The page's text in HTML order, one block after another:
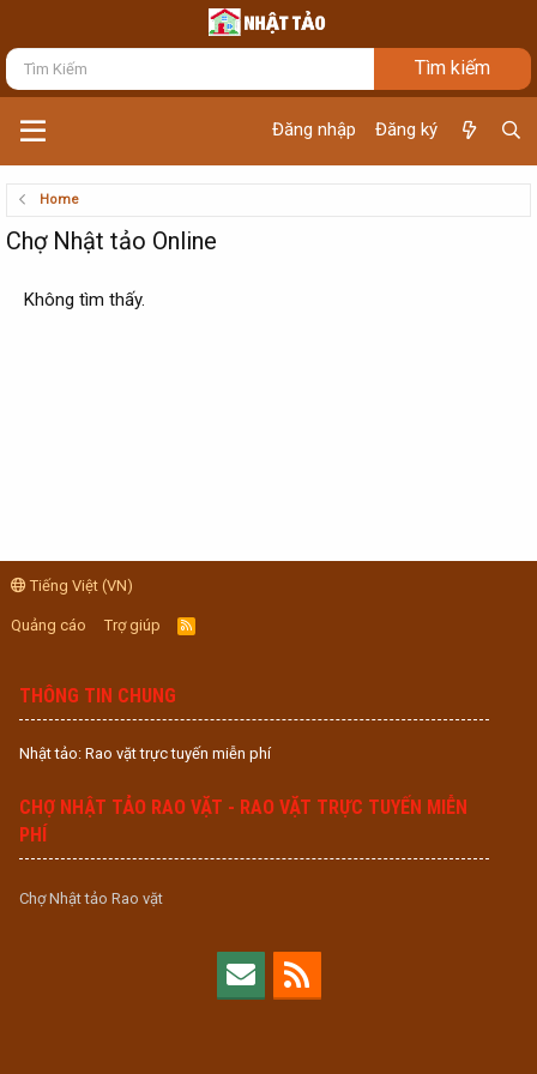
Đăng nhập Đăng ký
Home
Chợ Nhật tảo Online
Không tìm thấy.
Tiếng Việt (VN)
Quảng cáo Trợ giúp
R
S
THÔNG TIN CHUNG
Nhật tảo: Rao vặt trực tuyến miễn phí
CHỢ NHẬT TẢO RAO VẶT - RAO VẶT TRỰC TUYẾN MIỄN
PHÍ
Chợ Nhật tảo Rao vặt